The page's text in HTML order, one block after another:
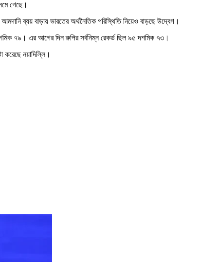
গেছে।
আমদানি ব্যয় বাড়ায় ভারতের অর্থনৈতিক পরিস্থিতি নিয়েও বাড়ছে উদ্বেগ।
দশমিক ৭৯। এর আগের দিন রুপির সর্বনিম্ন রেকর্ড ছিল ৯৫ দশমিক ৭৩।
করেছে নয়াদিল্লি।